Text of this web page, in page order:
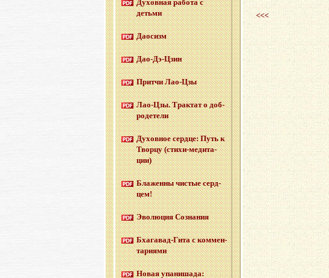
<<<
Ду­хов­ная ра­бо­та с
детьми
Дао­сизм
Дао-Дэ-Цзин
Прит­чи Лао-Цзы
Лао-Цзы. Трак­тат о доб­
ро­де­те­ли
Ду­хов­ное серд­це: Путь к
Твор­цу (сти­хи-ме­ди­та­
ции)
Бла­жен­ны чи­стые серд­
цем!
Эво­лю­ция Со­зна­ния
Бха­га­вад-Ги­та с ком­мен­
та­ри­я­ми
Новая упа­ни­ша­да: